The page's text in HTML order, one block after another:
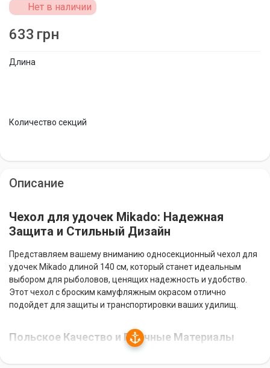
Длина
Количество секций
Нет в наличии
633 грн
Описание
Чехол для удочек Mikado: Надежная
Защита и Стильный Дизайн
Представляем вашему вниманию односекционный чехол для
удочек Mikado длиной 140 см, который станет идеальным
выбором для рыболовов, ценящих надежность и удобство.
Этот чехол с броским камуфляжным окрасом отлично
подойдет для защиты и транспортировки ваших удилищ.
Польское Качество и Прочные Материалы